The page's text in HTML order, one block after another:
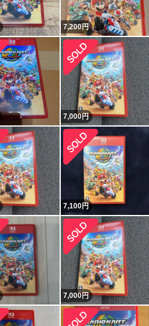
7,200円
7,000円
7,100円
7,000円